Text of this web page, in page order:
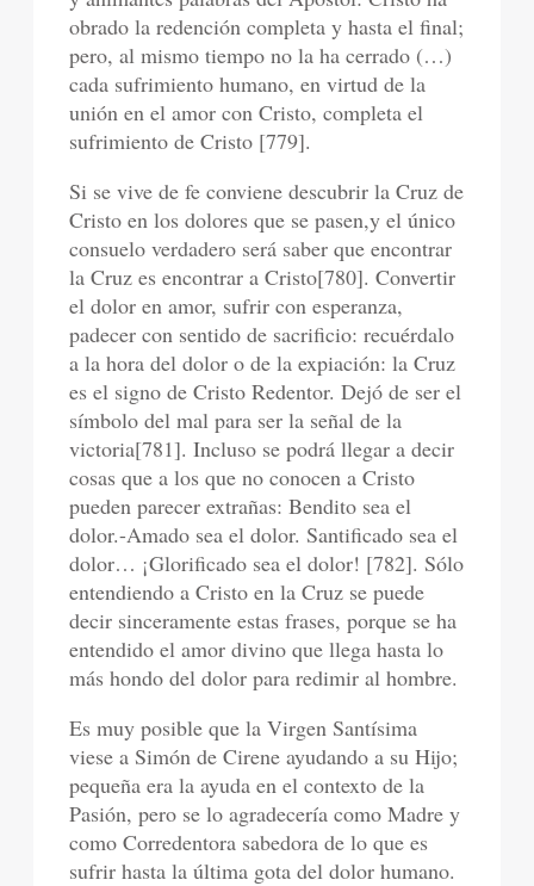
obrado la redención completa y hasta el final;
pero, al mismo tiempo no la ha cerrado (…)
cada sufrimiento humano, en virtud de la
unión en el amor con Cristo, completa el
sufrimiento de Cristo [779].
Si se vive de fe conviene descubrir la Cruz de
Cristo en los dolores que se pasen,y el único
consuelo verdadero será saber que encontrar
la Cruz es encontrar a Cristo[780]. Convertir
el dolor en amor, sufrir con esperanza,
padecer con sentido de sacrificio: recuérdalo
a la hora del dolor o de la expiación: la Cruz
es el signo de Cristo Redentor. Dejó de ser el
símbolo del mal para ser la señal de la
victoria[781]. Incluso se podrá llegar a decir
cosas que a los que no conocen a Cristo
pueden parecer extrañas: Bendito sea el
dolor.-Amado sea el dolor. Santificado sea el
dolor… ¡Glorificado sea el dolor! [782]. Sólo
entendiendo a Cristo en la Cruz se puede
decir sinceramente estas frases, porque se ha
entendido el amor divino que llega hasta lo
más hondo del dolor para redimir al hombre.
Es muy posible que la Virgen Santísima
viese a Simón de Cirene ayudando a su Hijo;
pequeña era la ayuda en el contexto de la
Pasión, pero se lo agradecería como Madre y
como Corredentora sabedora de lo que es
sufrir hasta la última gota del dolor humano.